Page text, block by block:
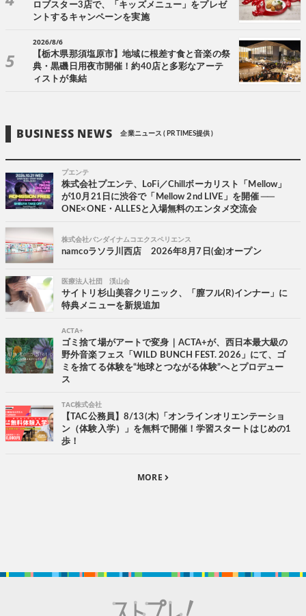
ロブスター3店で、「キッズメニュー」をプレゼ
ントするキャンペーンを実施
2026/8/6
【栃木県那須塩原市】地域に根差す食と音楽の祭
典・黒磯日用夜市開催！約40店と多彩なアーテ
ィストが集結
BUSINESS NEWS 企業ニュース ( PR TIMES提供 )
プエンテ
株式会社プエンテ、LoFi／Chillボーカリスト「Mellow」
が10月21日に渋谷で「Mellow 2nd LIVE」を開催 ──
ONE×ONE・ALLESと入場無料のエンタメ交流会
株式会社バンダイナムコエクスペリエンス
namcoラソラ川西店 2026年8月7日(金)オープン
医療法人社団 渓山会
サイトリ杉山美容クリニック、「膣フル(R)インナー」に
特典メニューを新規追加
ACTA+
ゴミ捨て場がアートで変身｜ACTA+が、西日本最大級の
野外音楽フェス「WILD BUNCH FEST. 2026」にて、ゴ
ミを捨てる体験を“地球とつながる体験”へとプロデュー
ス
TAC株式会社
【TAC公務員】8/13(木)「オンラインオリエンテーショ
ン（体験入学）」を無料で開催！学習スタートはじめの1
歩！
MORE